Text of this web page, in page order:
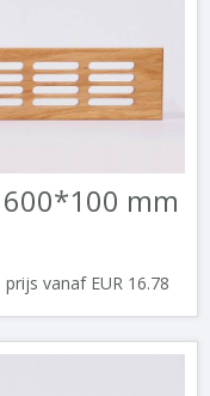
mm
prijs vanaf EUR 16.78